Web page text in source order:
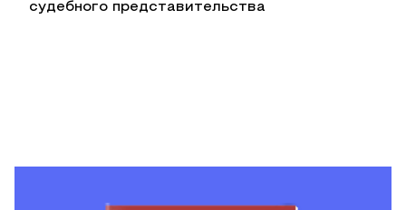
судебного представительства